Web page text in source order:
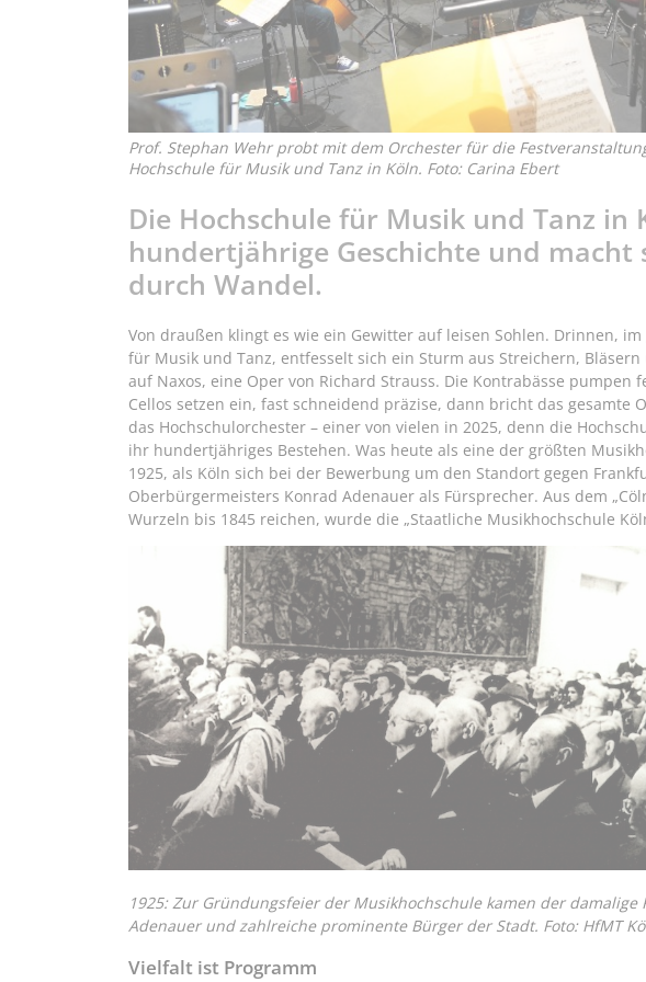
Prof. Stephan Wehr probt mit dem Orchester für die
Hochschule für Musik und Tanz in Köln. Foto: Carina Ebert
Die Hochschule für Musik und Tanz in
hundertjährige Geschichte und macht
durch Wandel.
Von draußen klingt es wie ein Gewitter auf leisen Sohlen. Drinnen,
für Musik und Tanz, entfesselt sich ein Sturm aus Streichern,
auf Naxos, eine Oper von Richard Strauss. Die Kontrabässe pumpen
Cellos setzen ein, fast schneidend präzise, dann bricht das gesamte
das Hochschulorchester – einer von vielen in 2025, denn die
ihr hundertjähriges Bestehen. Was heute als eine der größten
1925, als Köln sich bei der Bewerbung um den Standort gegen
Oberbürgermeisters Konrad Adenauer als Fürsprecher. Aus dem
Wurzeln bis 1845 reichen, wurde die „Staatliche Musikhochschule
1925: Zur Gründungsfeier der Musikhochschule kamen der
Adenauer und zahlreiche prominente Bürger der Stadt. Foto: HfMT
Vielfalt ist Programm